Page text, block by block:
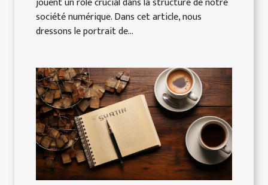
société numérique. Dans cet article, nous
dressons le portrait de...